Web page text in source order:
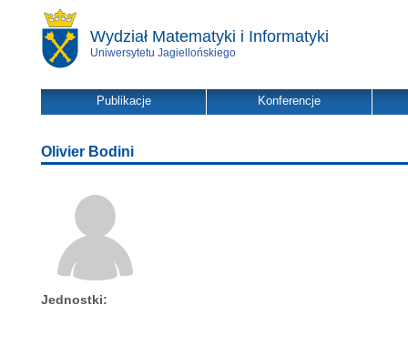
Wydział Matematyki i Informatyki
Uniwersytetu Jagiellońskiego
Publikacje Konferencje
Olivier Bodini
Jednostki: